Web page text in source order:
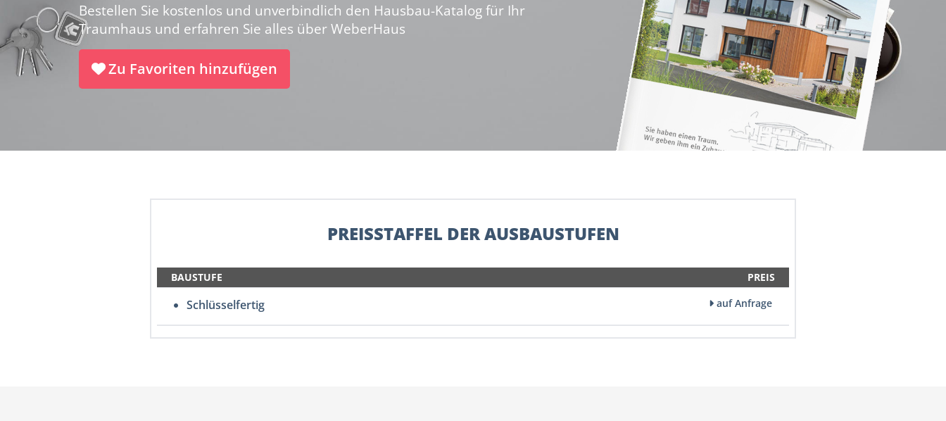
Bestellen Sie kostenlos und unverbindlich den Hausbau-Katalog für Ihr
Traumhaus und erfahren Sie alles über WeberHaus
Zu Favoriten hinzufügen
PREISSTAFFEL DER AUSBAUSTUFEN
BAUSTUFE PREIS
Schlüsselfertig auf Anfrage